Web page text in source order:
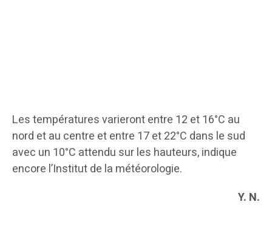
​Les températures varieront entre 12 et 16°C au
nord et au centre et entre 17 et 22°C dans le sud
avec un 10°C attendu sur les hauteurs, indique
encore l’Institut de la météorologie.
Y. N.